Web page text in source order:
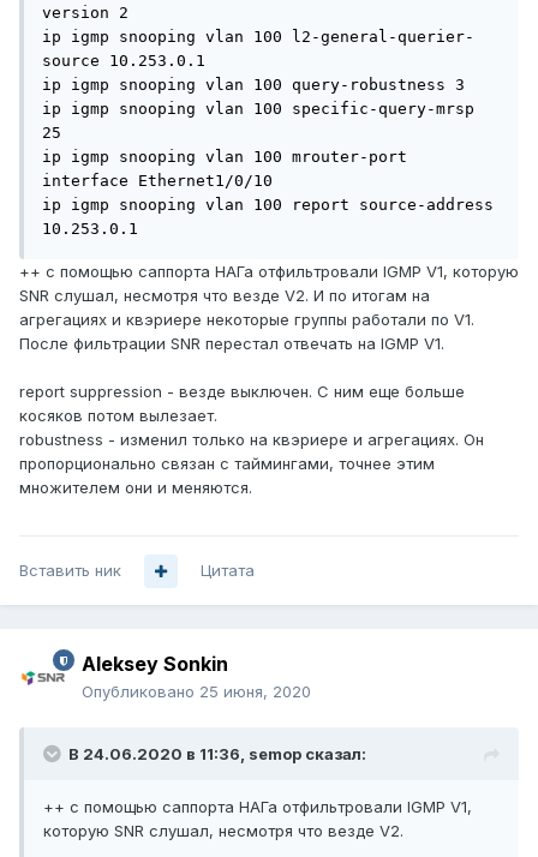
version 2
ip igmp snooping vlan 100 l2-general-querier-
source 10.253.0.1
ip igmp snooping vlan 100 query-robustness 3
ip igmp snooping vlan 100 specific-query-mrsp
25
ip igmp snooping vlan 100 mrouter-port
interface Ethernet1/0/10
ip igmp snooping vlan 100 report source-address
10.253.0.1
++ с помощью саппорта НАГа отфильтровали IGMP V1, которую
SNR слушал, несмотря что везде V2. И по итогам на
агрегациях и квэриере некоторые группы работали по V1.
После фильтрации SNR перестал отвечать на IGMP V1.
report suppression - везде выключен. С ним еще больше
косяков потом вылезает.
robustness - изменил только на квэриере и агрегациях. Он
пропорционально связан с таймингами, точнее этим
множителем они и меняются.
Вставить ник Цитата
Aleksey Sonkin
Опубликовано 25 июня, 2020
В 24.06.2020 в 11:36, semop сказал:
++ с помощью саппорта НАГа отфильтровали IGMP V1,
которую SNR слушал, несмотря что везде V2.